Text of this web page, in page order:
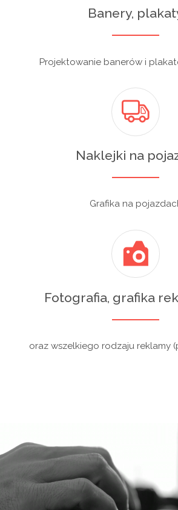
Banery,
Projektowanie banerów i
Naklejki na
Grafika na
Fotografia, grafika
oraz wszelkiego rodzaju reklamy